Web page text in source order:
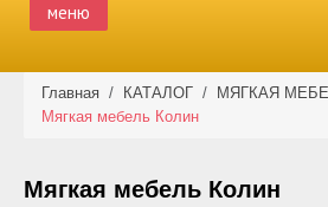
меню
КАТАЛОГ
Главная / КАТАЛОГ / МЯГКАЯ
Мягкая мебель Колин
Мягкая мебель Колин